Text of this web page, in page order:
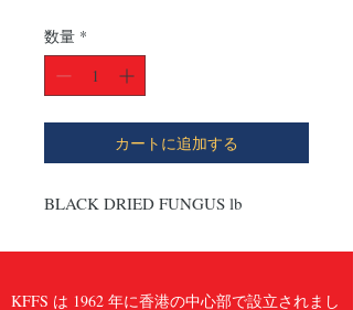
数量 *
カートに追加する
BLACK DRIED FUNGUS lb
KFFS は 1962 年に香港の中心部で設立されまし